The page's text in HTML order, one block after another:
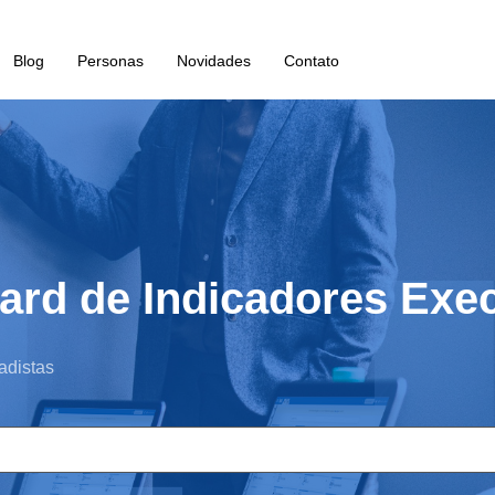
Blog Personas Novidades Contato
de Indicadores